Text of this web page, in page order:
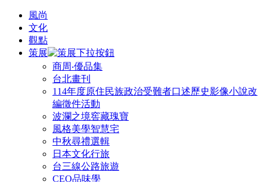
風尚
文化
觀點
策展
商周‧優品集
台北畫刊
114年度原住民族政治受難者口述歷史影像小說改
編徵件活動
波瀾之境窖藏瑰寶
風格美學智慧宅
中秋尋禮選輯
日本文化行旅
台三線公路旅遊
CEO品味學